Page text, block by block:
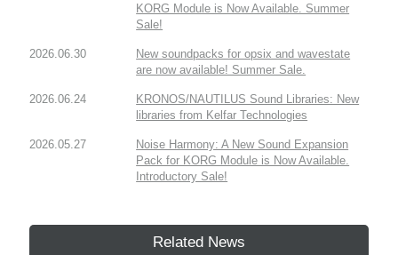
KORG Module is Now Available. Summer
Sale!
2026.06.30
New soundpacks for opsix and wavestate
are now available! Summer Sale.
2026.06.24
KRONOS/NAUTILUS Sound Libraries: New
libraries from Kelfar Technologies
2026.05.27
Noise Harmony: A New Sound Expansion
Pack for KORG Module is Now Available.
Introductory Sale!
Related News